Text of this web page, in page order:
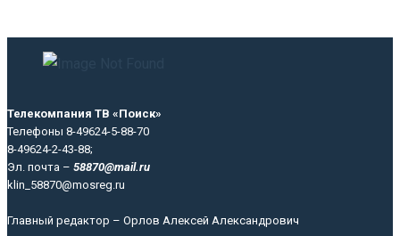
Телекомпания ТВ «Поиск»
Телефоны 8-49624-5-88-70
8-49624-2-43-88;
Эл. почта – 58870@mail.ru
klin_58870@mosreg.ru
Главный редактор – Орлов Алексей Александрович